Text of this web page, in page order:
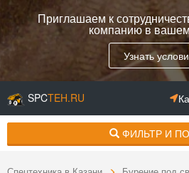
Приглашаем к
компанию в
Узнать
SPCTEH.RU
ФИЛЬТР И